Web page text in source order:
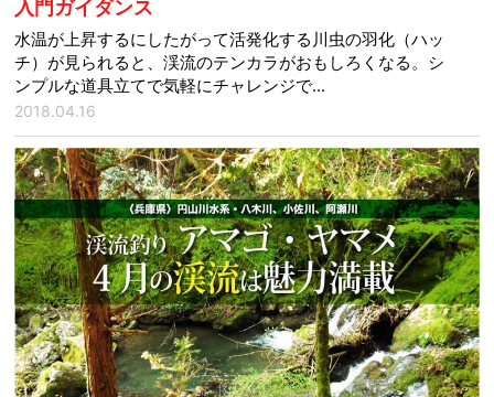
入門ガイダンス
水温が上昇するにしたがって活発化する川虫の羽化（ハッ
チ）が見られると、渓流のテンカラがおもしろくなる。シ
ンプルな道具立てで気軽にチャレンジで...
2018.04.16